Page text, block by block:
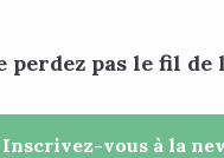
perdez pas le fil
Inscrivez-vous à la